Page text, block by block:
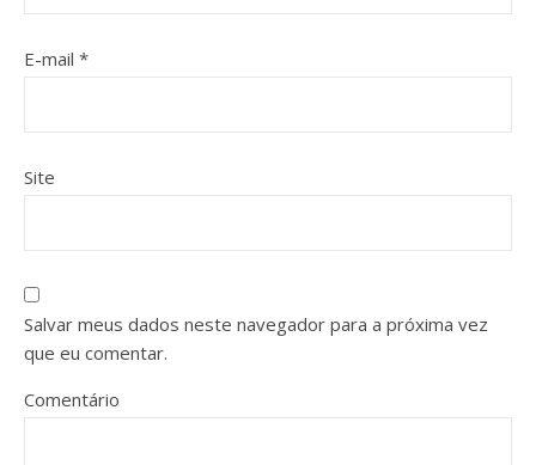
E-mail *
Site
Salvar meus dados neste navegador para a próxima vez
que eu comentar.
Comentário